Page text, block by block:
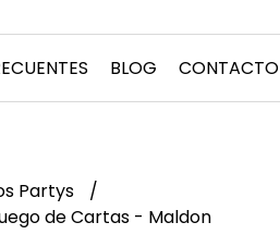
BLOG CONTACTO
Partys
de Cartas - Maldon